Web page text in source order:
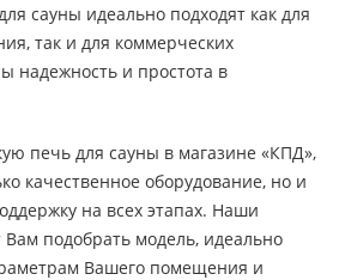
сауны идеально подходят как для
так и для коммерческих
надежность и простота в
печь для сауны в магазине «КПД»,
качественное оборудование, но и
на всех этапах. Наши
подобрать модель, идеально
Вашего помещения и